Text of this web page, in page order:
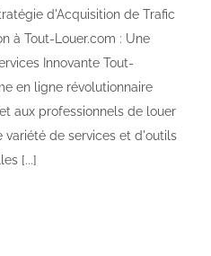
d'Acquisition de Trafic
à Tout-Louer.com : Une
Innovante Tout-
en ligne révolutionnaire
aux professionnels de louer
de services et d'outils
[...]